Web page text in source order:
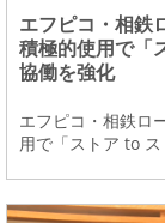
エフピコ・相鉄
積極的使用で「
協働を強化
エフピコ・相鉄ロ
用で「ストア to